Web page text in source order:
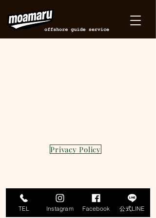
Privacy Policy
TEL Instagram Facebook 公式LINE